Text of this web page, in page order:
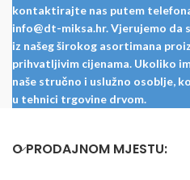
kontaktirajte nas putem
info@dt-miksa.hr. Vjerujemo
iz našeg širokog asortimana
prihvatljivim cijenama. Ukoliko
naše stručno i uslužno osoblje,
u tehnici trgovine drvom.
O PRODAJNOM MJESTU: